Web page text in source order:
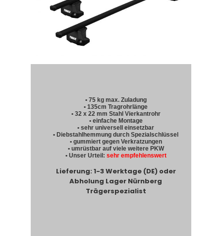
• 75 kg max. Zuladung
• 135cm Tragrohrlänge
• 32 x 22 mm Stahl Vierkantrohr
• einfache Montage
• sehr universell einsetzbar
• Diebstahlhemmung durch Spezialschlüssel
• gummiert gegen Verkratzungen
• umrüstbar auf viele weitere PKW
• Unser Urteil: sehr empfehlenswert
Lieferung: 1-3 Werktage (DE) oder
Abholung Lager Nürnberg
Trägerspezialist